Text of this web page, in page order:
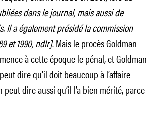
dans le journal, mais aussi de
Il a également présidé la commission
et 1990, ndlr]. Mais le procès Goldman
à cette époque le pénal, et Goldman
dire qu’il doit beaucoup à l’affaire
dire aussi qu’il l’a bien mérité, parce